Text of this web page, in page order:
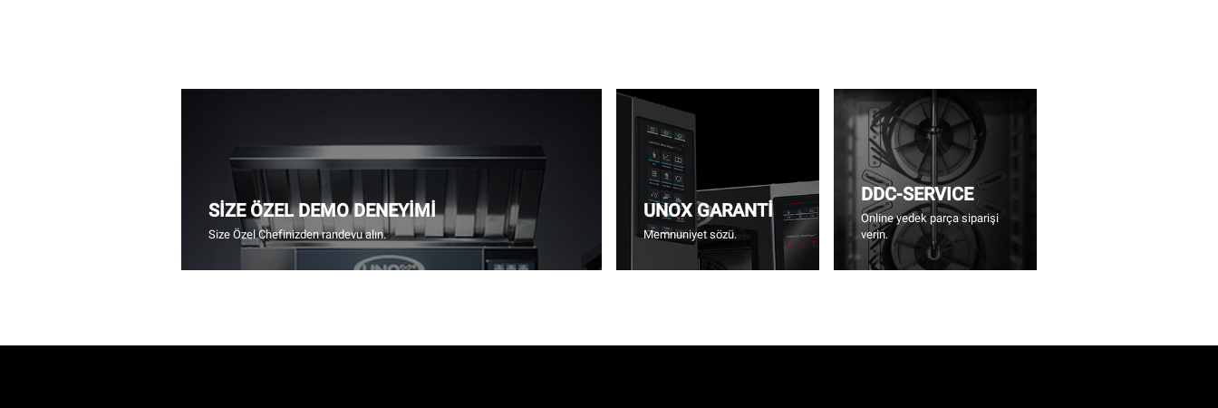
SİZE ÖZEL DEMO DENEYİMİ
Size Özel Chefinizden randevu alın.
UNOX GARANTİ
Memnuniyet sözü.
DDC-SERVICE
Online yedek parça siparişi
verin.